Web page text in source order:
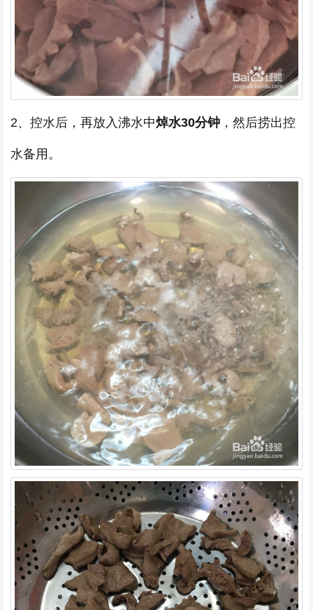
2、控水后，再放入沸水中焯水30分钟 ，然后捞出控
水备用。